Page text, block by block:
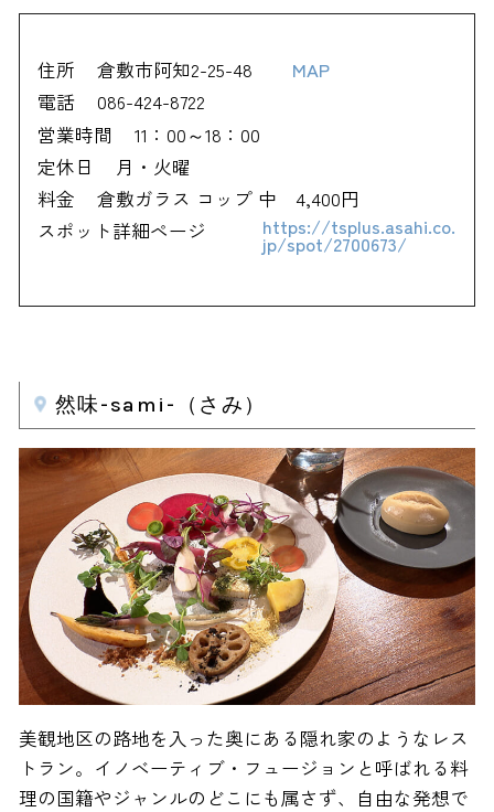
住所 倉敷市阿知2-25-48
MAP
電話
086-424-8722
営業時間
11：00～18：00
定休日
月・火曜
料金
倉敷ガラス コップ 中 4,400円
スポット詳細ページ
https://tsplus.asahi.co.
jp/spot/2700673/
然味-sami-（さみ）
美観地区の路地を入った奥にある隠れ家のようなレス
トラン。イノベーティブ・フュージョンと呼ばれる料
理の国籍やジャンルのどこにも属さず、自由な発想で